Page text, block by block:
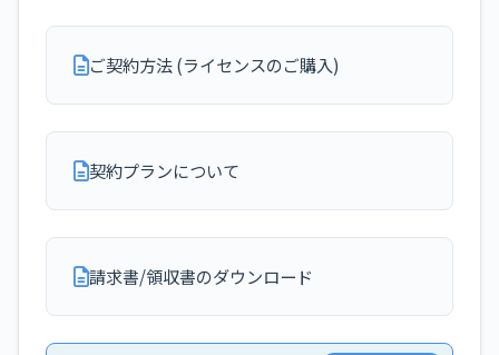
ご契約方法 (ライセンスのご購入)
契約プランについて
請求書/領収書のダウンロード